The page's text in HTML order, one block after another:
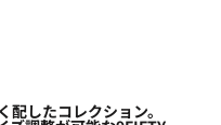
したコレクション。